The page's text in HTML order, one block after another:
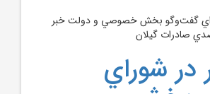
در شوراي